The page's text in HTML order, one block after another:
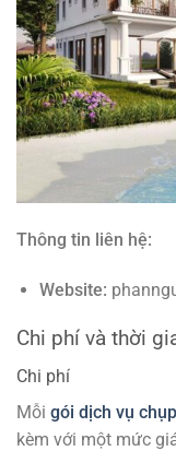
Thông tin liên hệ:
Website:
Chi phí và thời
Chi phí
Mỗi gói dịch vụ
kèm với một mức